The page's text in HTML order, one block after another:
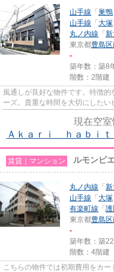
山手線 「 巣鴨
山手線 「 大塚
丸ノ内線 「
東京都豊島区
-
築年数：築8
階数：2階建
風通しが良好な物件です。特徴
ーズ。貴重な時間を大切にした
現在空室
Ａｋａｒｉ ｈａｂｉ
賃貸｜マンション ルモンピ
丸ノ内線 「
山手線 「 大塚
有楽町線 「
東京都豊島区
-
築年数：築
階数：4階建
こちらの物件では初期費用をカ